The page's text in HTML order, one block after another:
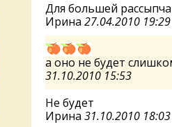
Для большей
Ирина 27.04.2010 19:29
а оно не будет
31.10.2010 15:53
Не будет
Ирина 31.10.2010 18:03